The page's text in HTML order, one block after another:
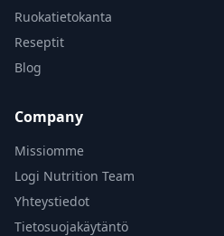
Ruokatietokanta
Reseptit
Blog
Company
Missiomme
Logi Nutrition Team
Yhteystiedot
Tietosuojakäytäntö